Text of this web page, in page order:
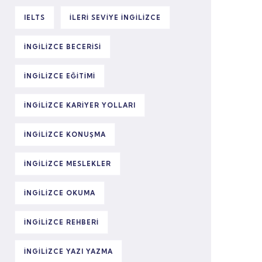
IELTS ILERI SEVIYE INGILIZCE
INGILIZCE BECERISI
INGILIZCE EĞITIMI
INGILIZCE KARIYER YOLLARI
INGILIZCE KONUŞMA
INGILIZCE MESLEKLER
INGILIZCE OKUMA
INGILIZCE REHBERI
INGILIZCE YAZI YAZMA